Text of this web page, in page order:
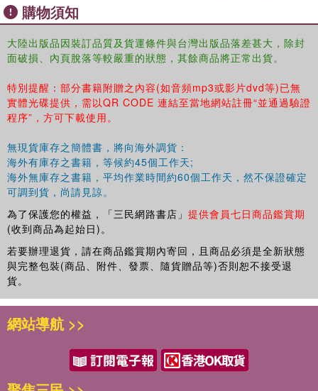
購物須知
大陸出版品因裝訂品質及貨運條件與台灣出版品落差甚大，除封
面破損、內頁脫落等較嚴重的狀態，其餘商品將正常出貨。
特別提醒：部分書籍附贈之內容(如音頻mp3或影片dvd等)已無
實體光碟提供，需以QR CODE 連結至當地網站註冊“並通過驗證
程序”，方可下載使用。
無現貨庫存之簡體書，將向海外調貨：
海外有庫存之書籍，等候約45個工作天;
海外無庫存之書籍，平均作業時間約60個工作天，然不保證確定
可調到貨，尚請見諒。
為了保護您的權益，「三民網路書店」 提供會員七日商品鑑賞期
(收到商品為起始日)。
若要辦理退貨，請在商品鑑賞期內寄回，且商品必須是全新狀態
與完整包裝(商品、附件、發票、隨貨贈品等)否則恕不接受退
貨。
網站導航 >>